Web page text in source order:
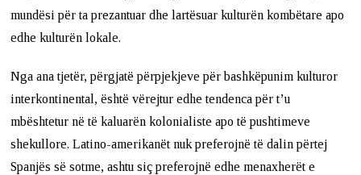
mundësi për ta prezantuar dhe lartësuar kulturën kombëtare apo
edhe kulturën lokale.
Nga ana tjetër, përgjatë përpjekjeve për bashkëpunim kulturor
interkontinental, është vërejtur edhe tendenca për t’u
mbështetur në të kaluarën kolonialiste apo të pushtimeve
shekullore. Latino-amerikanët nuk preferojnë të dalin përtej
Spanjës së sotme, ashtu siç preferojnë edhe menaxherët e